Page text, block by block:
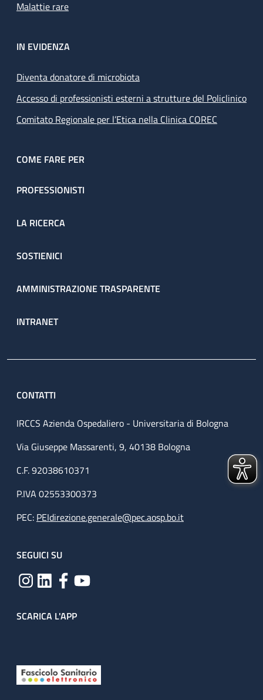
Malattie rare
IN EVIDENZA
Diventa donatore di microbiota
Accesso di professionisti esterni a strutture del Policlinico
Comitato Regionale per l’Etica nella Clinica COREC
COME FARE PER
PROFESSIONISTI
LA RICERCA
SOSTIENICI
AMMINISTRAZIONE TRASPARENTE
INTRANET
CONTATTI
IRCCS Azienda Ospedaliero - Universitaria di Bologna
Via Giuseppe Massarenti, 9, 40138 Bologna
C.F. 92038610371
P.IVA 02553300373
PEC: PEIdirezione.generale@pec.aosp.bo.it
SEGUICI SU
SCARICA L'APP